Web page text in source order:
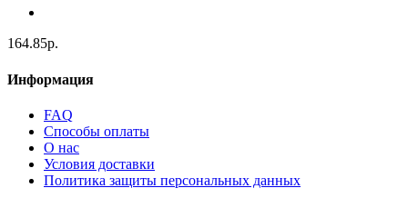
164.85р.
Информация
FAQ
Способы оплаты
О нас
Условия доставки
Политика защиты персональных данных